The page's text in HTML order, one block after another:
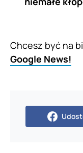
Chcesz być na
Google News!